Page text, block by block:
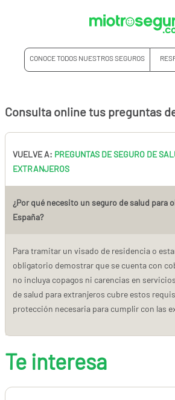
CONOCE TODOS NUESTROS SEGUROS
Consulta online tus preguntas
VUELVE A: PREGUNTAS DE SEGURO DE
EXTRANJEROS
¿Por qué necesito un seguro de salud para
España?
Para tramitar un visado de residencia o
obligatorio demostrar que se cuenta con
no incluya copagos ni carencias en
de salud para extranjeros cubre estos
protección necesaria para cumplir con las
Te interesa